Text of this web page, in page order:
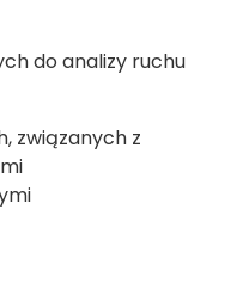
o dostępności
do analizy ruchu
związanych z